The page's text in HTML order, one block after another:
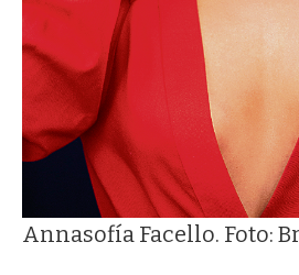
Annasofía Facello. Foto: